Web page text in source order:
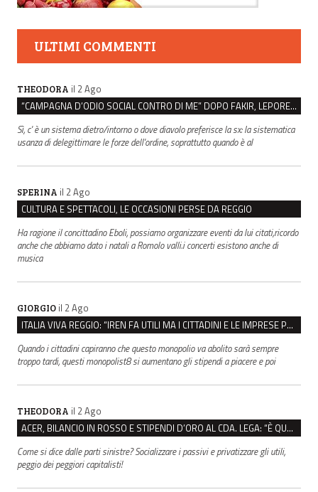
ULTIMI COMMENTI
THEODORA il 2 Ago
“CAMPAGNA D’ODIO SOCIAL CONTRO DI ME” DOPO FAKIR, LEPORE: “C’È UN SISTEMA DIETRO”
Sì, c' è un sistema dietro/intorno o dove diavolo preferisce la sx: la sistematica
usanza di delegittimare le forze dell'ordine, soprattutto quando è al
SPERINA il 2 Ago
CULTURA E SPETTACOLI, LE OCCASIONI PERSE DA REGGIO
Ha ragione il concittadino Eboli, possiamo organizzare eventi da lui citati,ricordo
anche che abbiamo dato i natali a Romolo valli.i concerti esistono anche di
musica
GIORGIO il 2 Ago
ITALIA VIVA REGGIO: “IREN FA UTILI MA I CITTADINI E LE IMPRESE PAGANO SEMPRE DI PIÙ”
Quando i cittadini capiranno che questo monopolio va abolito sarà sempre
troppo tardi, questi monopolist8 si aumentano gli stipendi a piacere e poi
THEODORA il 2 Ago
ACER, BILANCIO IN ROSSO E STIPENDI D’ORO AL CDA. LEGA: “È QUESTA LA PRIORITÀ DI AMICO?”
Come si dice dalle parti sinistre? Socializzare i passivi e privatizzare gli utili,
peggio dei peggiori capitalisti!